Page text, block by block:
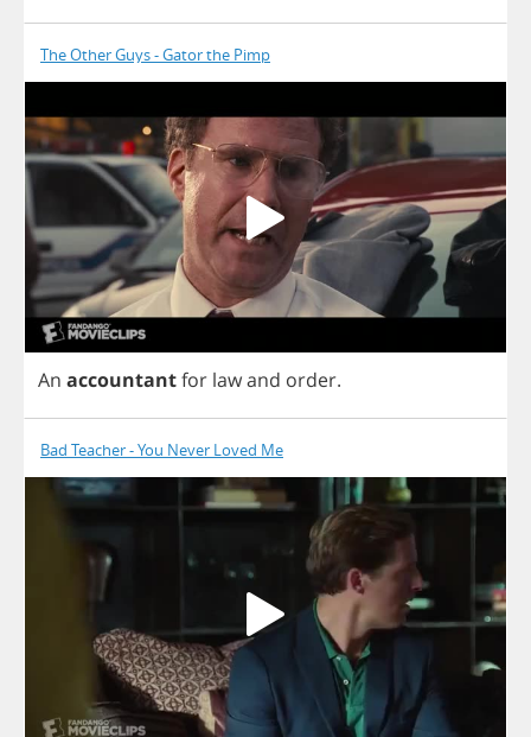
The Other Guys - Gator the Pimp
An accountantfor lawand order.
Bad Teacher - You Never Loved Me